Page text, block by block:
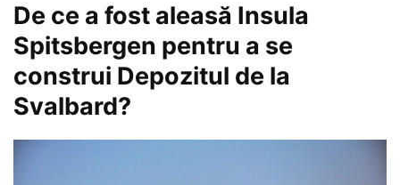
De ce a fost aleasă Insula
Spitsbergen pentru a se
construi Depozitul de la
Svalbard?